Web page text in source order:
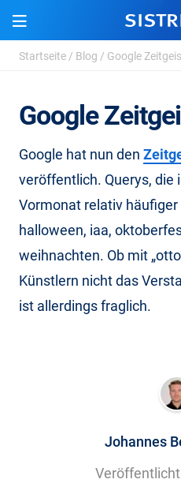
Startseite / Blog / Google
Google
Google hat nun den
veröffentlich. Querys, die
Vormonat relativ
halloween, iaa,
weihnachten. Ob mit
Künstlern nicht das
ist allerdings fraglich.
Johannes